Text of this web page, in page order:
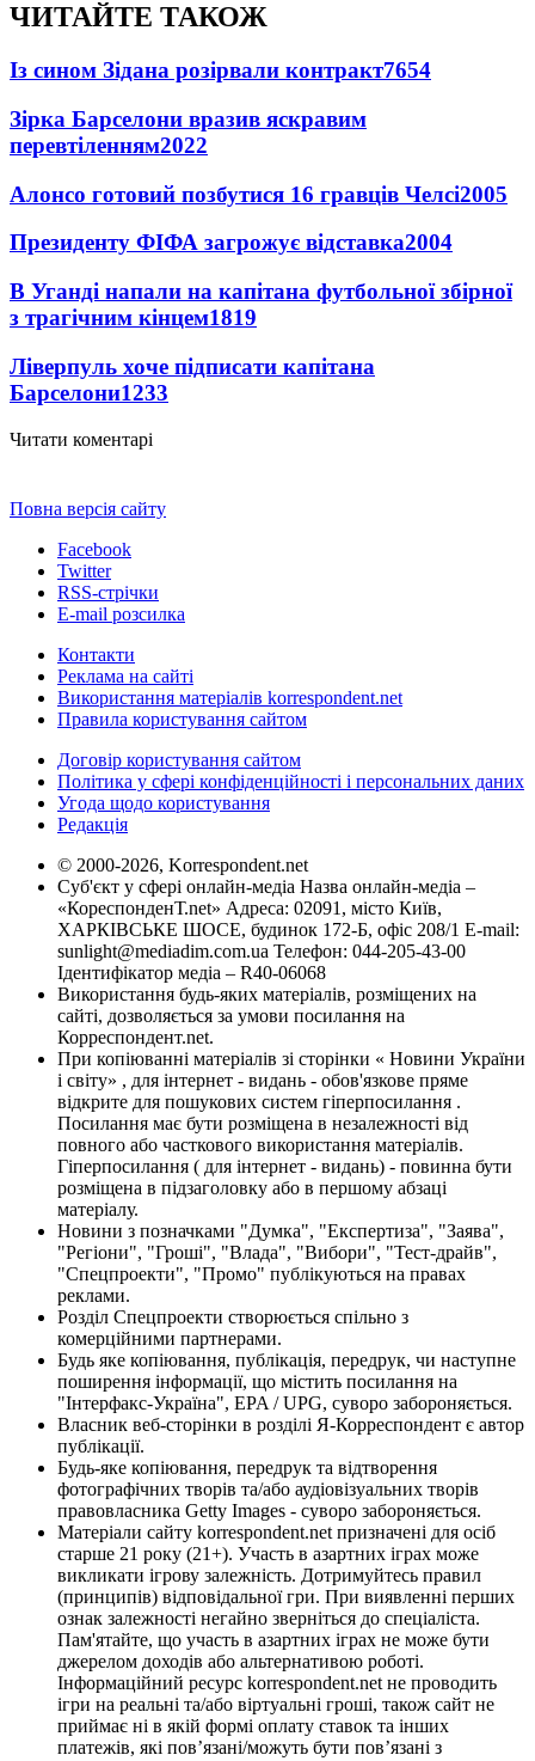
ЧИТАЙТЕ ТАКОЖ
Із сином Зідана розірвали контракт7654
Зірка Барселони вразив яскравим
перевтіленням2022
Алонсо готовий позбутися 16 гравців Челсі2005
Президенту ФІФА загрожує відставка2004
В Уганді напали на капітана футбольної збірної
з трагічним кінцем1819
Ліверпуль хоче підписати капітана
Барселони1233
Читати коментарі
Повна версія сайту
Facebook
Twitter
RSS-стрічки
E-mail розсилка
Контакти
Реклама на сайті
Використання матеріалів korrespondent.net
Правила користування сайтом
Договір користування сайтом
Політика у сфері конфіденційності і персональних даних
Угода щодо користування
Редакція
© 2000-2026, Korrespondent.net
Суб'єкт у сфері онлайн-медіа Назва онлайн-медіа –
«КореспонденТ.net» Адреса: 02091, місто Київ,
ХАРКІВСЬКЕ ШОСЕ, будинок 172-Б, офіс 208/1 E-mail:
sunlight@mediadim.com.ua Телефон: 044-205-43-00
Ідентифікатор медіа – R40-06068
Використання будь-яких матеріалів, розміщених на
сайті, дозволяється за умови посилання на
Корреспондент.net.
При копіюванні матеріалів зі сторінки « Новини України
і світу» , для інтернет - видань - обов'язкове пряме
відкрите для пошукових систем гіперпосилання .
Посилання має бути розміщена в незалежності від
повного або часткового використання матеріалів.
Гіперпосилання ( для інтернет - видань) - повинна бути
розміщена в підзаголовку або в першому абзаці
матеріалу.
Новини з позначками "Думка", "Експертиза", "Заява",
"Регіони", "Гроші", "Влада", "Вибори", "Тест-драйв",
"Спецпроекти", "Промо" публікуються на правах
реклами.
Розділ Спецпроекти створюється спільно з
комерційними партнерами.
Будь яке копіювання, публікація, передрук, чи наступне
поширення інформації, що містить посилання на
"Інтерфакс-Україна", EPA / UPG, суворо забороняється.
Власник веб-сторінки в розділі Я-Корреспондент є автор
публікації.
Будь-яке копіювання, передрук та відтворення
фотографічних творів та/або аудіовізуальних творів
правовласника Getty Images - суворо забороняється.
Матеріали сайту korrespondent.net призначені для осіб
старше 21 року (21+). Участь в азартних іграх може
викликати ігрову залежність. Дотримуйтесь правил
(принципів) відповідальної гри. При виявленні перших
ознак залежності негайно зверніться до спеціаліста.
Пам'ятайте, що участь в азартних іграх не може бути
джерелом доходів або альтернативою роботі.
Інформаційний ресурс korrespondent.net не проводить
ігри на реальні та/або віртуальні гроші, також сайт не
приймає ні в якій формі оплату ставок та інших
платежів, які пов’язані/можуть бути пов’язані з